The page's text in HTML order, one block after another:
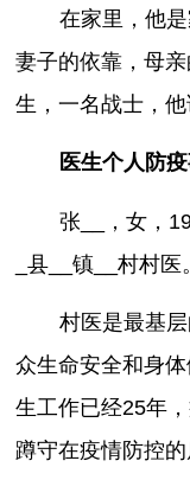
在家里，他
妻子的依靠，母
生，一名战士，
医生个人防
张__，女，
_县__镇__村村医
村医是最基
众生命安全和身
生工作已经25年
蹲守在疫情防控